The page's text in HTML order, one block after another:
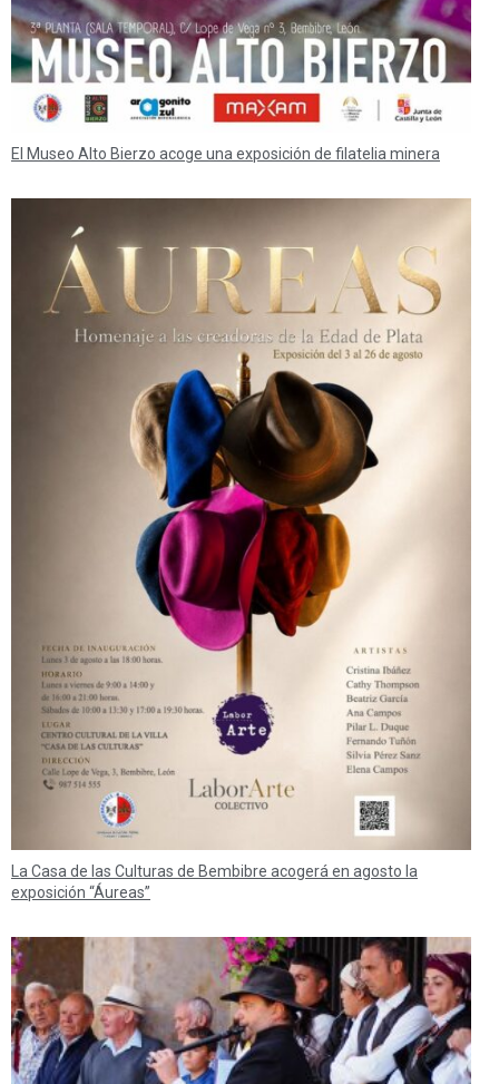
El Museo Alto Bierzo acoge una exposición de filatelia minera
La Casa de las Culturas de Bembibre acogerá en agosto la
exposición “Áureas”